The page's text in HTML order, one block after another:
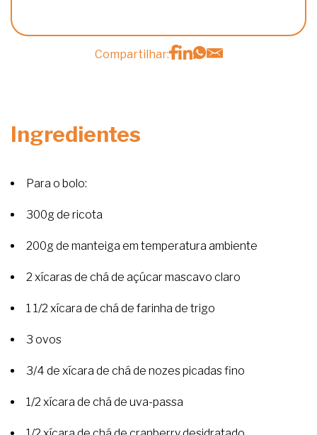
Compartilhar:
Ingredientes
Para o bolo:
300g de ricota
200g de manteiga em temperatura ambiente
2 xícaras de chá de açúcar mascavo claro
1 1/2 xícara de chá de farinha de trigo
3 ovos
3/4 de xícara de chá de nozes picadas fino
1/2 xícara de chá de uva-passa